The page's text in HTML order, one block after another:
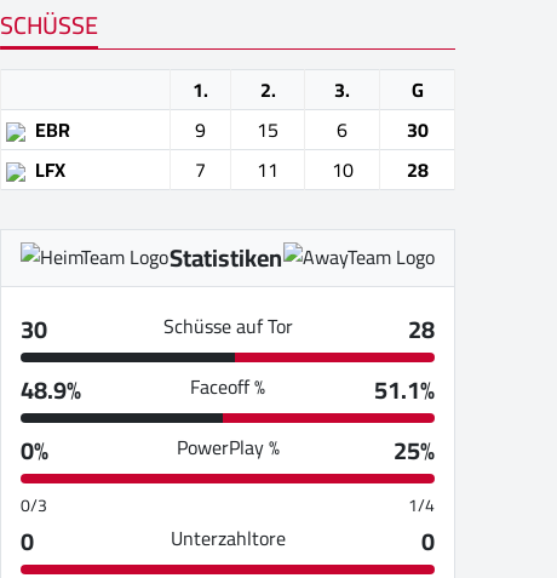
SCHÜSSE
1. 2. 3.
G
EBR
9 15 6
30
LFX
7 11 10 28
Statistiken
30
Schüsse auf Tor
28
48.9%
Faceoff %
51.1%
0%
PowerPlay % 25%
0/3 1/4
0 Unterzahltore
0